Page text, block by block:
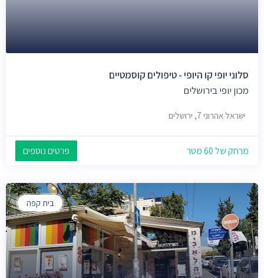
סלוני יופי קו היופי - טיפולים קוסמטיים
מכון יופי בירושלים
ישראל אהרוני 7, ירושלים
מרחק של 60 מטר פרטים נוספים
בית קפה